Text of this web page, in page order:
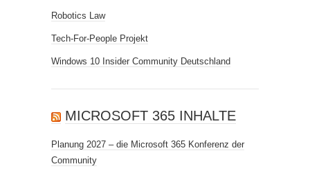
Robotics Law
Tech-For-People Projekt
Windows 10 Insider Community Deutschland
MICROSOFT 365 INHALTE
Planung 2027 – die Microsoft 365 Konferenz der
Community